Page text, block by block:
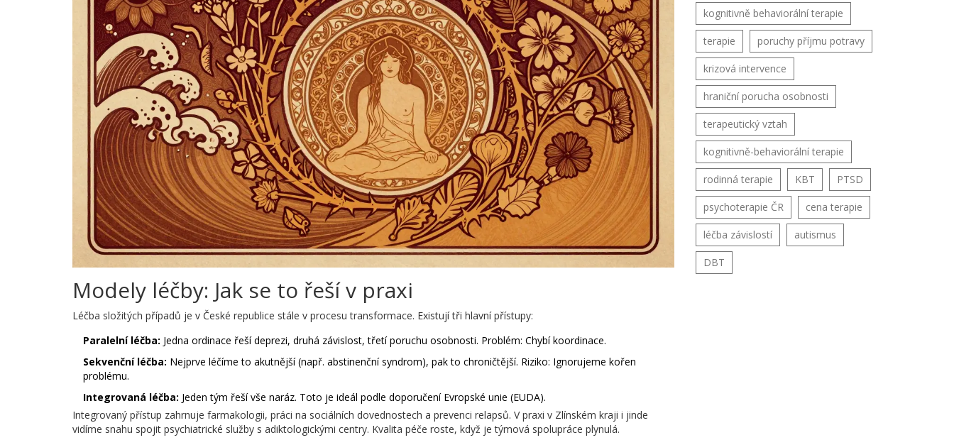
Modely léčby: Jak se to řeší v praxi
Léčba složitých případů je v České republice stále v procesu transformace. Existují tři hlavní přístupy:
Paralelní léčba: Jedna ordinace řeší deprezi, druhá závislost, třetí poruchu osobnosti. Problém: Chybí koordinace.
Sekvenční léčba: Nejprve léčíme to akutnější (např. abstinenční syndrom), pak to chroničtější. Riziko: Ignorujeme kořen
problému.
Integrovaná léčba: Jeden tým řeší vše naráz. Toto je ideál podle doporučení Evropské unie (EUDA).
Integrovaný přístup zahrnuje farmakologii, práci na sociálních dovednostech a prevenci relapsů. V praxi v Zlínském kraji i jinde
vidíme snahu spojit psychiatrické služby s adiktologickými centry. Kvalita péče roste, když je týmová spolupráce plynulá.
kognitivně behaviorální terapie
terapie poruchy příjmu potravy
krizová intervence
hraniční porucha osobnosti
terapeutický vztah
kognitivně-behaviorální terapie
rodinná terapie KBT PTSD
psychoterapie ČR cena terapie
léčba závislostí autismus
DBT